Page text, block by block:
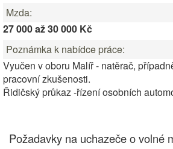
Mzda:
27 000 až 30 000 Kč
Poznámka k nabídce práce:
Vyučen v oboru Malíř - natěrač,
pracovní zkušenosti.
Řidičský průkaz -řízení osobních
Požadavky na uchazeče o volné